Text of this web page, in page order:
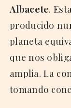
Albacete.
producido
planeta
que nos
amplia. La
tomando